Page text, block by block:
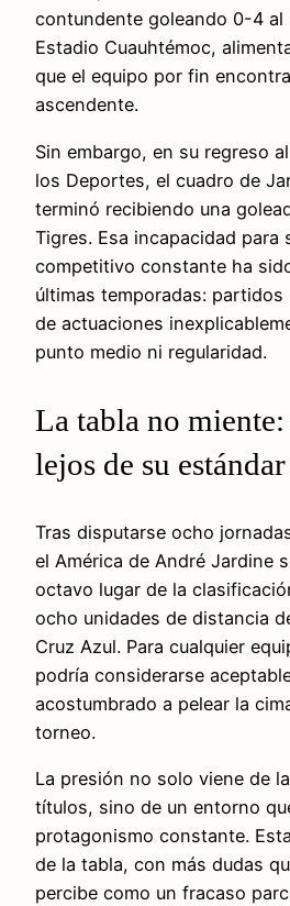
contundente goleando 0-4 al
Estadio Cuauhtémoc,
que el equipo por fin
ascendente.
Sin embargo, en su regreso
los Deportes, el cuadro de
terminó recibiendo una
Tigres. Esa incapacidad para
competitivo constante ha
últimas temporadas:
de actuaciones
punto medio ni regularidad.
La tabla no
lejos de su estándar
Tras disputarse ocho
el América de André Jardine
octavo lugar de la
ocho unidades de distancia
Cruz Azul. Para cualquier
podría considerarse
acostumbrado a pelear la
torneo.
La presión no solo viene de
títulos, sino de un entorno
protagonismo constante.
de la tabla, con más dudas
percibe como un fracaso